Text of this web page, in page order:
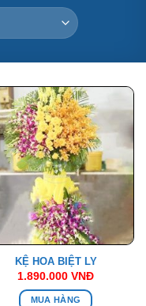
KỆ HOA BIỆT LY
1.890.000 VNĐ
MUA HÀNG